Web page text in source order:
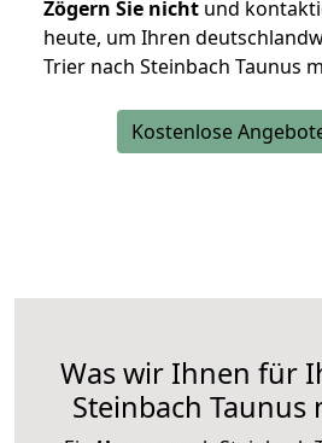
Zögern Sie nicht und
heute, um Ihren
Trier nach Steinbach Taunus
Kostenlose
Was wir Ihnen für
Steinbach Taunus